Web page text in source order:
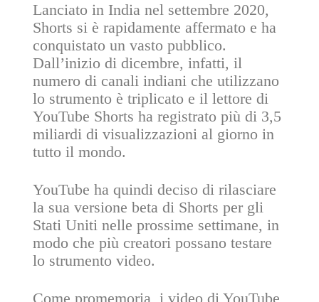
Lanciato in India nel settembre 2020,
Shorts si è rapidamente affermato e ha
conquistato un vasto pubblico.
Dall’inizio di dicembre, infatti, il
numero di canali indiani che utilizzano
lo strumento è triplicato e il lettore di
YouTube Shorts ha registrato più di 3,5
miliardi di visualizzazioni al giorno in
tutto il mondo.
YouTube ha quindi deciso di rilasciare
la sua versione beta di Shorts per gli
Stati Uniti nelle prossime settimane, in
modo che più creatori possano testare
lo strumento video.
Come promemoria, i video di YouTube